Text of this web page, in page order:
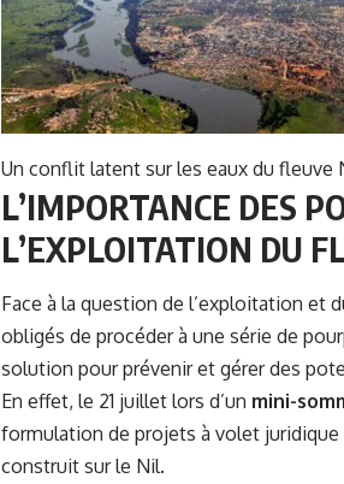
Un conflit latent sur les eaux du fleuve
L’IMPORTANCE DES
L’EXPLOITATION DU
Face à la question de l’exploitation et
obligés de procéder à une série de
solution pour prévenir et gérer des
En effet, le 21 juillet lors d’un mini-
formulation de projets à volet juridique
construit sur le Nil.